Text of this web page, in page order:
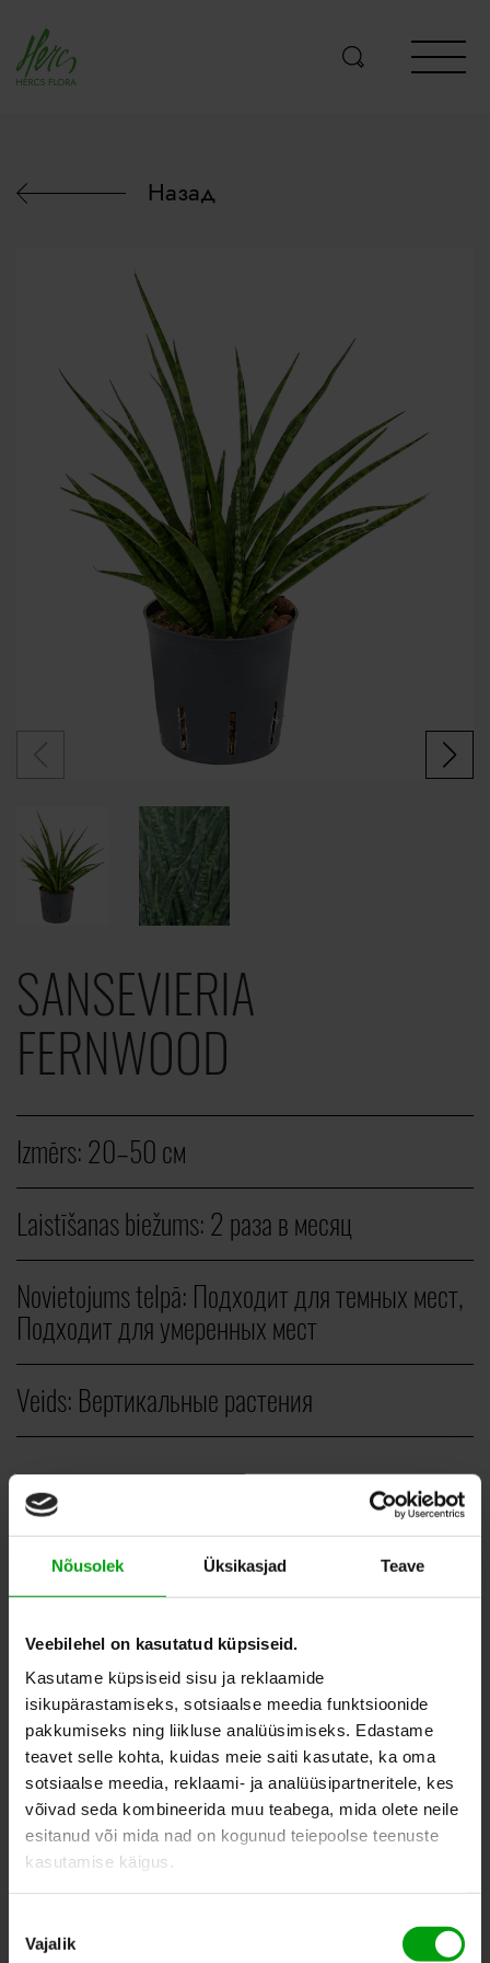
Nõusolek Üksikasjad Teave
Veebilehel on kasutatud küpsiseid.
Kasutame küpsiseid sisu ja reklaamide
isikupärastamiseks, sotsiaalse meedia funktsioonide
pakkumiseks ning liikluse analüüsimiseks. Edastame
teavet selle kohta, kuidas meie saiti kasutate, ka oma
sotsiaalse meedia, reklaami- ja analüüsipartneritele, kes
võivad seda kombineerida muu teabega, mida olete neile
esitanud või mida nad on kogunud teiepoolse teenuste
kasutamise käigus.
valik
Vajalik
Назад
SANSEVIERIA
FERNWOOD
Izmērs:20–50 cм
Laistīšanas biežums:2 раза в месяц
Novietojums telpā: Подходит для темных мест,
Подходит для умеренных мест
Veids: Вертикальные растения
12,00EUR
ДОБАВИТЬ В СПИСОК
ЖЕЛАНИЙ
ПОХОЖИЕ ПРОДУКТЫ